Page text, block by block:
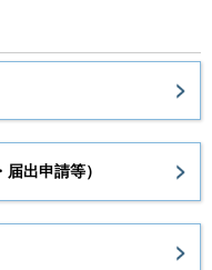
出申請等）